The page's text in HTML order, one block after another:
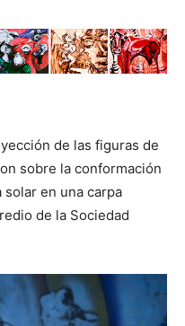
de las figuras de
sobre la conformación
en una carpa
de la Sociedad